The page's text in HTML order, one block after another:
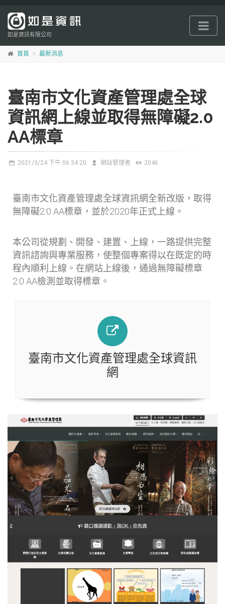
跳
主
要
如是資訊有限公司
首頁 最新消息
臺南市文化資產管理處全球
資訊網上線並取得無障礙2.0
AA標章
2021/3/24 下午 06:34:20 網站管理者 2046
臺南市文化資產管理處全球資訊網全新改版，取得
無障礙2.0 AA標章，並於2020年正式上線。
本公司從規劃、開發、建置、上線，一路提供完整
資訊諮詢與專業服務，使整個專案得以在既定的時
程內順利上線。在網站上線後，通過無障礙標章
2.0 AA檢測並取得標章。
臺南市文化資產管理處全球資訊
網